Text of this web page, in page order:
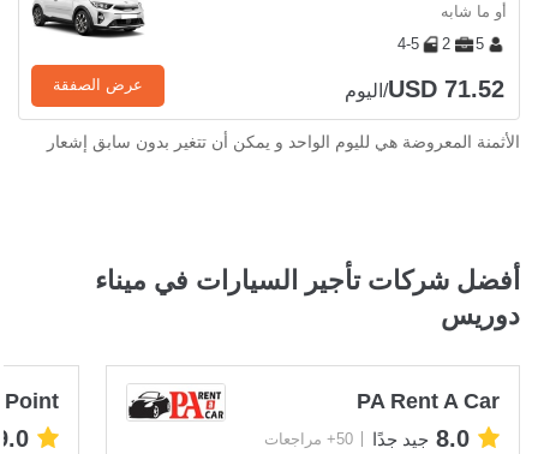
أو ما شابه
5
2
4-5
USD 71.52/اليوم عرض الصفقة
الأثمنة المعروضة هي لليوم الواحد و يمكن أن تتغير بدون سابق إشعار
أفضل شركات تأجير السيارات في ميناء
دوريس
PA Rent A Car
8.0 جيد جدًا 50+ مراجعات
Point